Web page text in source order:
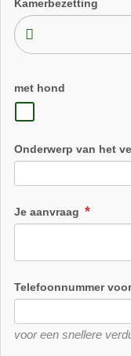
Kamerbezetting
met hond
Onderwerp van het
Je aanvraag
Telefoonnummer
voor een snellere